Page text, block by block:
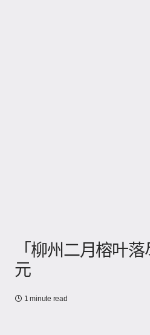
「柳州二月榕叶
元
1 minute read